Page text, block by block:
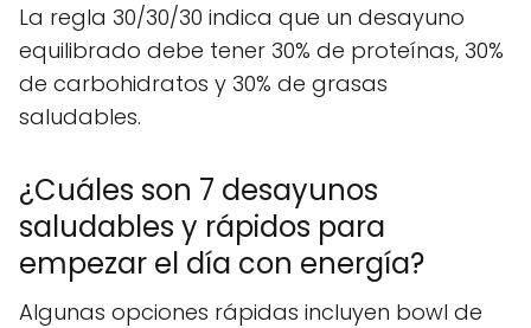
La regla 30/30/30 indica que un desayuno
equilibrado debe tener 30% de proteínas, 30%
de carbohidratos y 30% de grasas
saludables.
¿Cuáles son 7 desayunos
saludables y rápidos para
empezar el día con energía?
Algunas opciones rápidas incluyen bowl de